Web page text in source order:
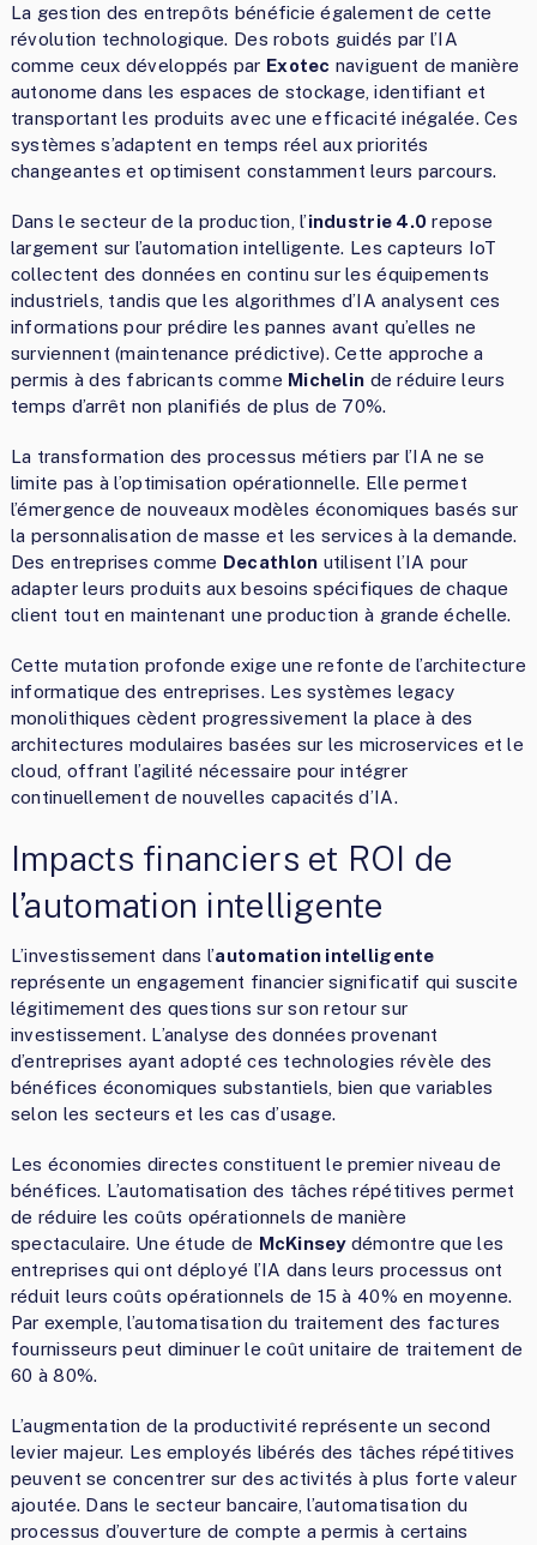
La gestion des entrepôts bénéficie également de cette
révolution technologique. Des robots guidés par l’IA
comme ceux développés par Exotec naviguent de manière
autonome dans les espaces de stockage, identifiant et
transportant les produits avec une efficacité inégalée. Ces
systèmes s’adaptent en temps réel aux priorités
changeantes et optimisent constamment leurs parcours.
Dans le secteur de la production, l’industrie 4.0 repose
largement sur l’automation intelligente. Les capteurs IoT
collectent des données en continu sur les équipements
industriels, tandis que les algorithmes d’IA analysent ces
informations pour prédire les pannes avant qu’elles ne
surviennent (maintenance prédictive). Cette approche a
permis à des fabricants comme Michelin de réduire leurs
temps d’arrêt non planifiés de plus de 70%.
La transformation des processus métiers par l’IA ne se
limite pas à l’optimisation opérationnelle. Elle permet
l’émergence de nouveaux modèles économiques basés sur
la personnalisation de masse et les services à la demande.
Des entreprises comme Decathlon utilisent l’IA pour
adapter leurs produits aux besoins spécifiques de chaque
client tout en maintenant une production à grande échelle.
Cette mutation profonde exige une refonte de l’architecture
informatique des entreprises. Les systèmes legacy
monolithiques cèdent progressivement la place à des
architectures modulaires basées sur les microservices et le
cloud, offrant l’agilité nécessaire pour intégrer
continuellement de nouvelles capacités d’IA.
Impacts financiers et ROI de
l’automation intelligente
L’investissement dans l’automation intelligente
représente un engagement financier significatif qui suscite
légitimement des questions sur son retour sur
investissement. L’analyse des données provenant
d’entreprises ayant adopté ces technologies révèle des
bénéfices économiques substantiels, bien que variables
selon les secteurs et les cas d’usage.
Les économies directes constituent le premier niveau de
bénéfices. L’automatisation des tâches répétitives permet
de réduire les coûts opérationnels de manière
spectaculaire. Une étude de McKinseydémontre que les
entreprises qui ont déployé l’IA dans leurs processus ont
réduit leurs coûts opérationnels de 15 à 40% en moyenne.
Par exemple, l’automatisation du traitement des factures
fournisseurs peut diminuer le coût unitaire de traitement de
60 à 80%.
L’augmentation de la productivité représente un second
levier majeur. Les employés libérés des tâches répétitives
peuvent se concentrer sur des activités à plus forte valeur
ajoutée. Dans le secteur bancaire, l’automatisation du
processus d’ouverture de compte a permis à certains